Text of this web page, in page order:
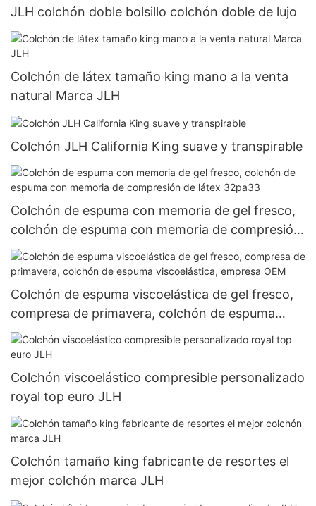
JLH colchón doble bolsillo colchón doble de lujo
Colchón de látex tamaño king mano a la venta
natural Marca JLH
Colchón JLH California King suave y transpirable
Colchón de espuma con memoria de gel fresco,
colchón de espuma con memoria de compresión
de látex 32pa33
Colchón de espuma viscoelástica de gel fresco,
compresa de primavera, colchón de espuma
viscoelástica, empresa OEM
Colchón viscoelástico compresible personalizado
royal top euro JLH
Colchón tamaño king fabricante de resortes el
mejor colchón marca JLH